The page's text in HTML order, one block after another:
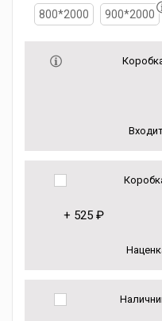
800*2000 900*2000
+ 525 ₽